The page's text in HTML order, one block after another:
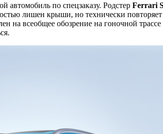
автомобиль по спецзаказу. Родстер Ferrari
лишен крыши, но технически
на всеобщее обозрение на гоночной